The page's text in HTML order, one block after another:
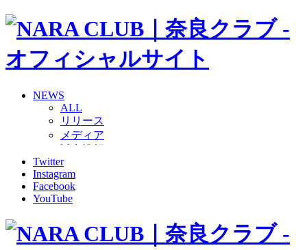
NEWS
ALL
リリース
メディア
グッズ
ファンコミュニティ
普及・育成
ホームタウン
その他
Twitter
Instagram
Facebook
YouTube